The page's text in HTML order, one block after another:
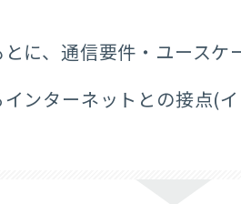
に、通信要件・ユースケ
インターネットとの接点(